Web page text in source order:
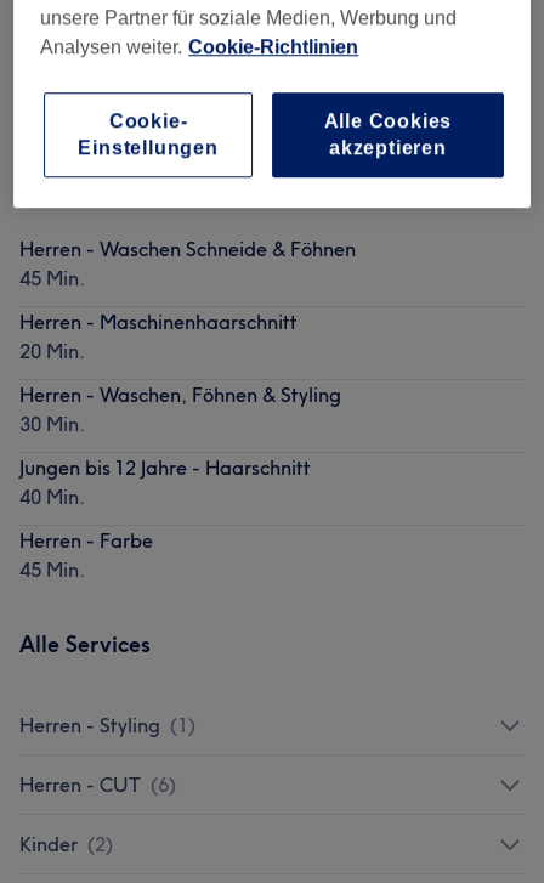
Mehr Salons anzeigen
Herren - Waschen Schneide & Föhnen
45 Min.
Herren - Maschinenhaarschnitt
20 Min.
Herren - Waschen, Föhnen & Styling
30 Min.
Jungen bis 12 Jahre - Haarschnitt
40 Min.
Herren - Farbe
45 Min.
Alle Services
Herren - Styling (1)
Herren - CUT (6)
Kinder (2)
unsere Partner für soziale Medien, Werbung und
Analysen weiter. Cookie-Richtlinien
Cookie-
Einstellungen
Alle Cookies
akzeptieren